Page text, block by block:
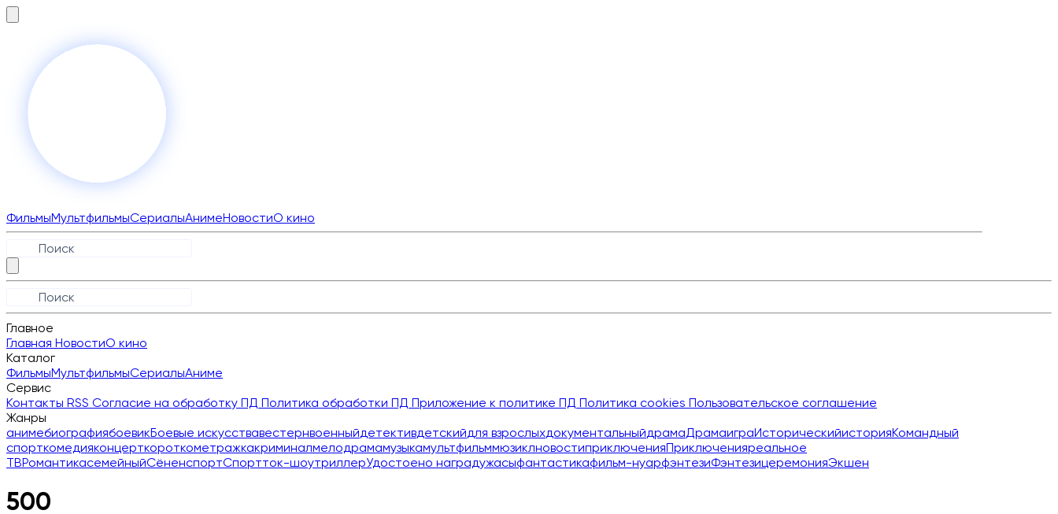
ФильмыМультфильмыСериалыАнимеНовостиО кино
Главное
Главная НовостиО кино
Каталог
ФильмыМультфильмыСериалыАниме
Сервис
Контакты RSS Согласие на обработку ПД Политика обработки ПД Приложение к политике ПД Политика cookies Пользовательское соглашение
Жанры
анимебиографиябоевикБоевые искусствавестернвоенныйдетективдетскийдля взрослыхдокументальныйдрамаДрамаиграИсторическийисторияКомандный
спорткомедияконцерткороткометражкакриминалмелодрамамузыкамультфильммюзиклновостиприключенияПриключенияреальное
ТВРомантикасемейныйСёненспортСпортток-шоутриллерУдостоено наградужасыфантастикафильм-нуарфэнтезиФэнтезицеремонияЭкшен
500